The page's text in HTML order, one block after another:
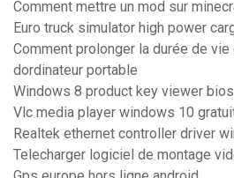
Comment mettre un mod sur
Euro truck simulator high power
Comment prolonger la durée de vie
dordinateur portable
Windows 8 product key viewer bios
Vlc media player windows 10
Realtek ethernet controller driver
Telecharger logiciel de montage